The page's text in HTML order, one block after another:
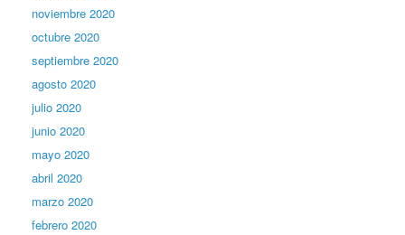
noviembre 2020
octubre 2020
septiembre 2020
agosto 2020
julio 2020
junio 2020
mayo 2020
abril 2020
marzo 2020
febrero 2020